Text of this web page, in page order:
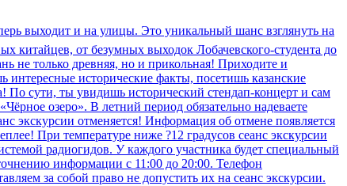
выходит и на улицы. Это уникальный шанс взглянуть на
китайцев, от безумных выходок Лобачевского-студента до
не только древняя, но и прикольная! Приходите и
исторические факты, посетишь казанские
По сути, ты увидишь исторический стендап-концерт и сам
озеро». В летний период обязательно надеваете
экскурсии отменяется! Информация об отмене появляется
При температуре ниже ?12 градусов сеанс экскурсии
радиогидов. У каждого участника будет специальный
информации с 11:00 до 20:00. Телефон
за собой право не допустить их на сеанс экскурсии.